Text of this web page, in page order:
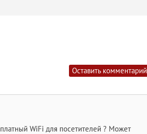
Оставить комментарий
WiFi для посетителей ? Может